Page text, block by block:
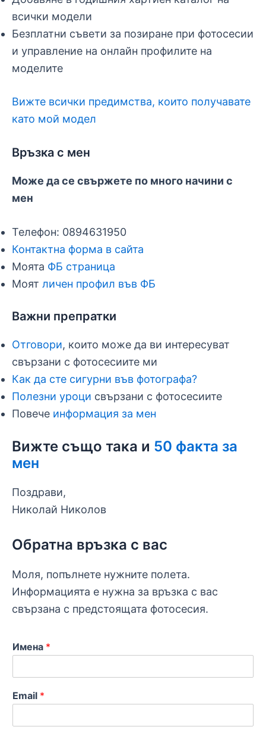
всички модели
Безплатни съвети за позиране при фотосесии
и управление на онлайн профилите на
моделите
Вижте всички предимства, които получавате
като мой модел
Връзка с мен
Може да се свържете по много начини с
мен
Телефон: 0894631950
Контактна форма в сайта
Моята ФБ страница
Моят личен профил във ФБ
Важни препратки
Отговори, които може да ви интересуват
свързани с фотосесиите ми
Как да сте сигурни във фотографа?
Полезни уроци свързани с фотосесиите
Повече информация за мен
Вижте също така и 50 факта за
мен
Поздрави,
Николай Николов
Обратна връзка с вас
Моля, попълнете нужните полета.
Информацията е нужна за връзка с вас
свързана с предстоящата фотосесия.
Имена *
Email *